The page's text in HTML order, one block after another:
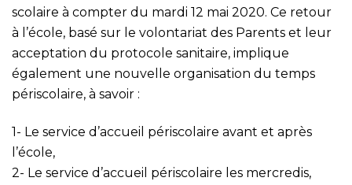
scolaire à compter du mardi 12 mai 2020. Ce retour
à l’école, basé sur le volontariat des Parents et leur
acceptation du protocole sanitaire, implique
également une nouvelle organisation du temps
périscolaire, à savoir :
1- Le service d’accueil périscolaire avant et après
l’école,
2- Le service d’accueil périscolaire les mercredis,